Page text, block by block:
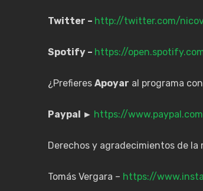
Twitter – http://twitter.com/
Spotify – https://
¿Prefieres Apoyar al programa
Paypal ► https://
Derechos y agradecimientos de la
Tomás Vergara – https://